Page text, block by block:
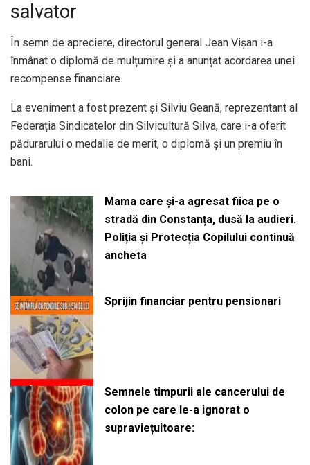
salvator
În semn de apreciere, directorul general Jean Vișan i-a
înmânat o diplomă de mulțumire și a anunțat acordarea unei
recompense financiare.
La eveniment a fost prezent și Silviu Geană, reprezentant al
Federația Sindicatelor din Silvicultură Silva, care i-a oferit
pădurarului o medalie de merit, o diplomă și un premiu în
bani.
Mama care și-a agresat fiica pe o
stradă din Constanța, dusă la audieri.
Poliția și Protecția Copilului continuă
ancheta
Sprijin financiar pentru pensionari
Semnele timpurii ale cancerului de
colon pe care le-a ignorat o
supraviețuitoare: